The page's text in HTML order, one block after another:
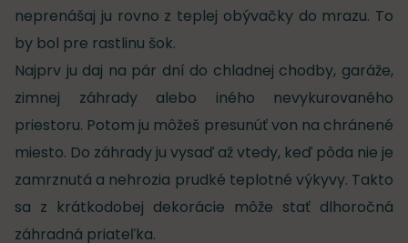
neprenášaj ju rovno z teplej obývačky do mrazu. To
by bol pre rastlinu šok.
Najprv ju daj na pár dní do chladnej chodby, garáže,
zimnej záhrady alebo iného nevykurovaného
priestoru. Potom ju môžeš presunúť von na chránené
miesto. Do záhrady ju vysaď až vtedy, keď pôda nie je
zamrznutá a nehrozia prudké teplotné výkyvy. Takto
sa z krátkodobej dekorácie môže stať dlhoročná
záhradná priateľka.